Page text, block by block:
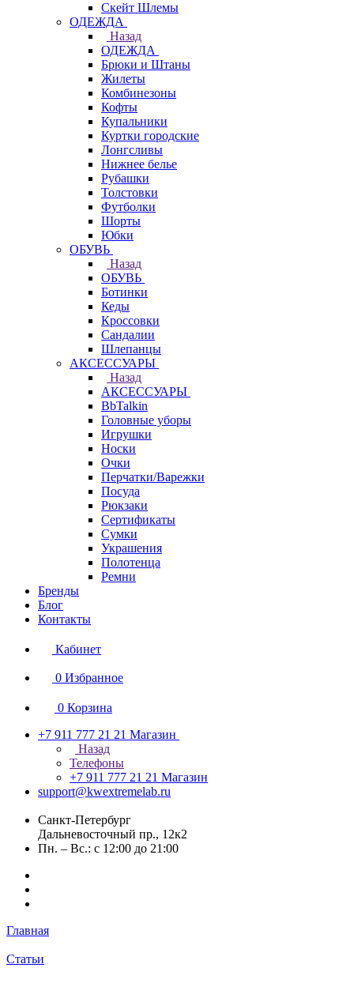
Скейт Шлемы
ОДЕЖДА
Назад
ОДЕЖДА
Брюки и Штаны
Жилеты
Комбинезоны
Кофты
Купальники
Куртки городские
Лонгсливы
Нижнее белье
Рубашки
Толстовки
Футболки
Шорты
Юбки
ОБУВЬ
Назад
ОБУВЬ
Ботинки
Кеды
Кроссовки
Сандалии
Шлепанцы
АКСЕССУАРЫ
Назад
АКСЕССУАРЫ
BbTalkin
Головные уборы
Игрушки
Носки
Очки
Перчатки/Варежки
Посуда
Рюкзаки
Сертификаты
Сумки
Украшения
Полотенца
Ремни
Бренды
Блог
Контакты
Кабинет
0 Избранное
0 Корзина
+7 911 777 21 21 Магазин
Назад
Телефоны
+7 911 777 21 21 Магазин
support@kwextremelab.ru
Санкт-Петербург
Дальневосточный пр., 12к2
Пн. – Вс.: с 12:00 до 21:00
Главная
Статьи